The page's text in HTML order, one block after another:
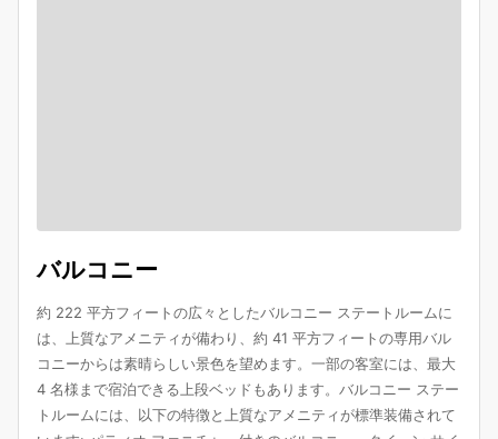
バルコニー
約 222 平方フィートの広々としたバルコニー ステートルームに
は、上質なアメニティが備わり、約 41 平方フィートの専用バル
コニーからは素晴らしい景色を望めます。一部の客室には、最大
4 名様まで宿泊できる上段ベッドもあります。バルコニー ステー
トルームには、以下の特徴と上質なアメニティが標準装備されて